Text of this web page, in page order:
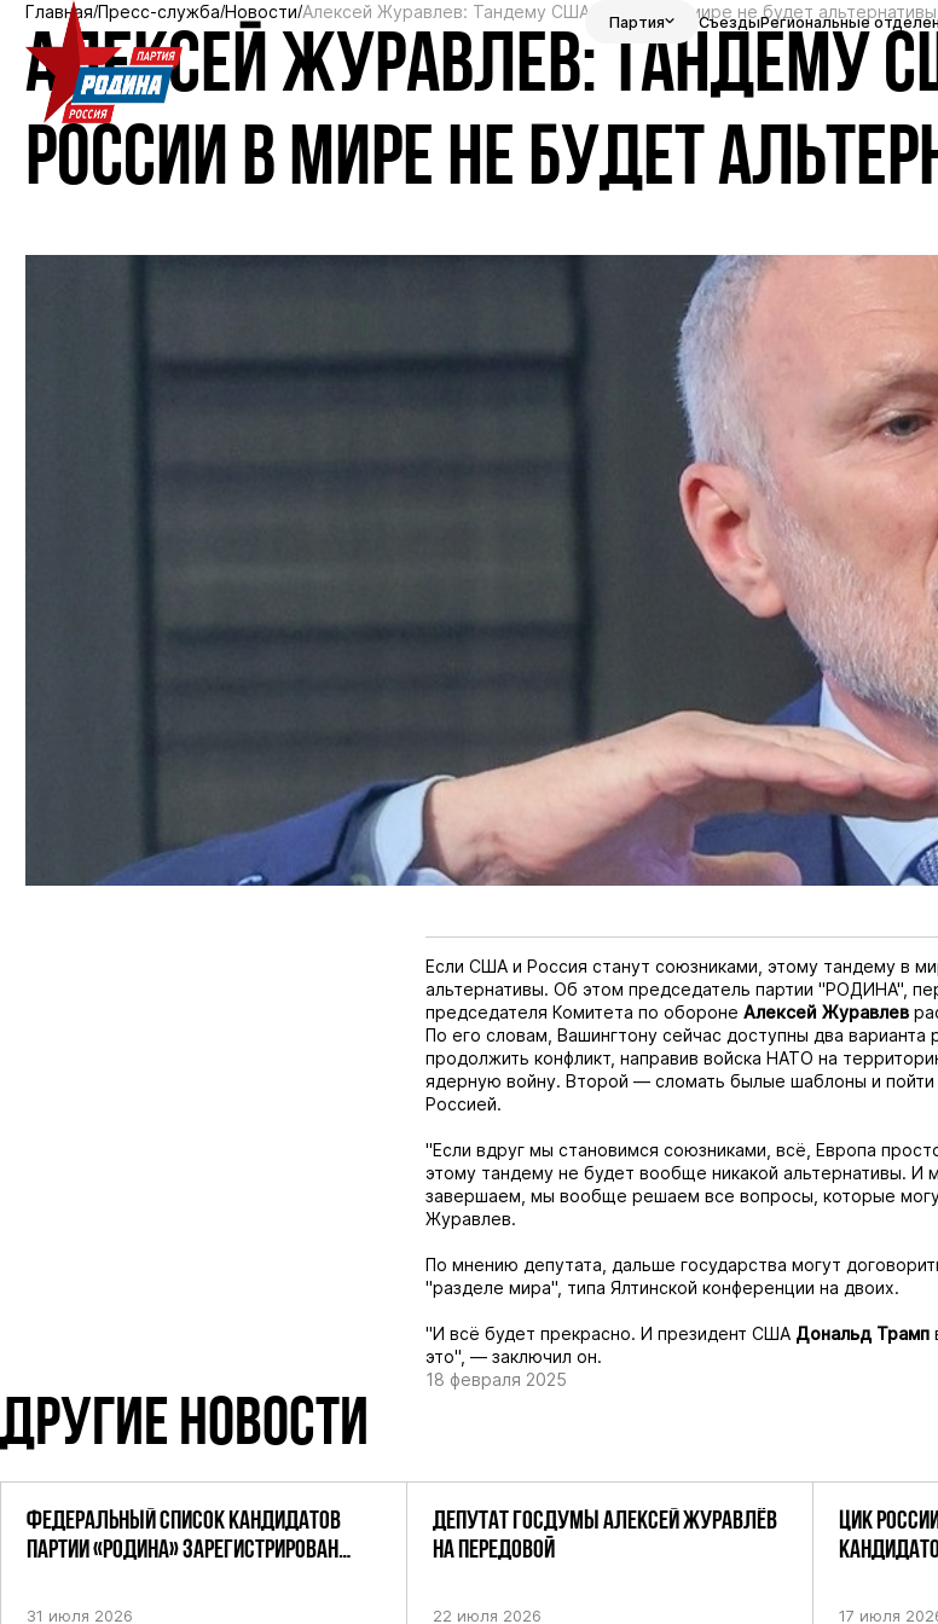
Партия СъездыРегиональные
Главная Пресс-служба Новости Алексей Журавлев: Тандему США и России в мире не будет альтернативы
АЛЕКСЕЙ ЖУРАВЛЕВ: ТАНДЕМУ
РОССИИ В МИРЕ НЕ БУДЕТ
Если США и Россия станут союзниками, этому тандему в
альтернативы. Об этом председатель партии "РОДИНА",
председателя Комитета по обороне Алексей Журавлев
По его словам, Вашингтону сейчас доступны два
продолжить конфликт, направив войска НАТО на
ядерную войну. Второй — сломать былые шаблоны и
Россией.
"Если вдруг мы становимся союзниками, всё, Европа
этому тандему не будет вообще никакой альтернативы. И
завершаем, мы вообще решаем все вопросы, которые
Журавлев.
По мнению депутата, дальше государства могут
"разделе мира", типа Ялтинской конференции на двоих.
"И всё будет прекрасно. И президент США Дональд Трамп
это", — заключил он.
18 февраля 2025
ДРУГИЕ НОВОСТИ
ФЕДЕРАЛЬНЫЙ СПИСОК КАНДИДАТОВ
ПАРТИИ «РОДИНА» ЗАРЕГИСТРИРОВАН
31 июля 2026
ДЕПУТАТ ГОСДУМЫ АЛЕКСЕЙ ЖУРАВЛЁВ
НА ПЕРЕДОВОЙ
22 июля 2026
ЦИК
17 июля